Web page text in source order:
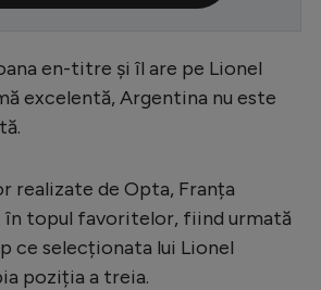
A
fotbalului
2024
en-titre și îl are pe Lionel
excelentă, Argentina nu este
realizate de Opta, Franța
în topul favoritelor, fiind urmată
ce selecționata lui Lionel
poziția a treia.